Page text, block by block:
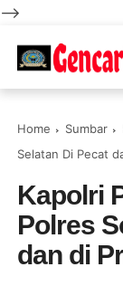
-->
Home Sumbar
Selatan Di Pecat
Kapolri
Polres
dan di